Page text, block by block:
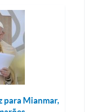
para Mianmar,